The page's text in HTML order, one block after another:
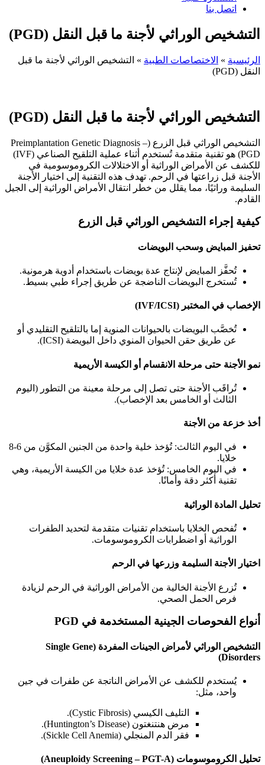
اتصل بنا
التشخيص الوراثي لأجنة ما قبل النقل (PGD)
الرئيسية » الاختصاصات الطبية » التشخيص الوراثي لأجنة ما قبل
النقل (PGD)
التشخيص الوراثي لأجنة ما قبل النقل (PGD)
التشخيص الوراثي قبل الزرع (Preimplantation Genetic Diagnosis –
PGD) هو تقنية متقدمة تُستخدم أثناء عملية التلقيح الصناعي (IVF)
للكشف عن الأمراض الوراثية أو الاختلالات الكروموسومية في
الأجنة قبل زراعتها في الرحم. تهدف هذه التقنية إلى اختيار الأجنة
السليمة وراثيًا، مما يقلل من خطر انتقال الأمراض الوراثية إلى الجيل
القادم.
كيفية إجراء التشخيص الوراثي قبل الزرع
تحفيز المبايض وسحب البويضات
تُحفَّز المبايض لإنتاج عدة بويضات باستخدام أدوية هرمونية.
تُستخرج البويضات الناضجة عن طريق إجراء طبي بسيط.
الإخصاب في المختبر (IVF/ICSI)
تُخصَّب البويضات بالحيوانات المنوية إما بالتلقيح التقليدي أو
عن طريق حقن الحيوان المنوي داخل البويضة (ICSI).
نمو الأجنة حتى مرحلة الانقسام أو الكيسة الأريمية
تُراقَب الأجنة حتى تصل إلى مرحلة معينة من التطور (اليوم
الثالث أو الخامس بعد الإخصاب).
أخذ خزعة من الأجنة
في اليوم الثالث: تُؤخذ خلية واحدة من الجنين المكوَّن من 6-8
خلايا.
في اليوم الخامس: تُؤخذ عدة خلايا من الكيسة الأريمية، وهي
تقنية أكثر دقة وأمانًا.
تحليل المادة الوراثية
تُفحص الخلايا باستخدام تقنيات متقدمة لتحديد الطفرات
الوراثية أو اضطرابات الكروموسومات.
اختيار الأجنة السليمة وزرعها في الرحم
تُزرع الأجنة الخالية من الأمراض الوراثية في الرحم لزيادة
فرص الحمل الصحي.
أنواع الفحوصات الجينية المستخدمة في
التشخيص الوراثي لأمراض الجينات المفردة (Single Gene
Disorders)
يُستخدم للكشف عن الأمراض الناتجة عن طفرات في جين
واحد، مثل:
التليف الكيسي (Cystic Fibrosis).
مرض هنتنغتون (Huntington’s Disease).
فقر الدم المنجلي (Sickle Cell Anemia).
تحليل الكروموسومات (Aneuploidy Screening – PGT-A)